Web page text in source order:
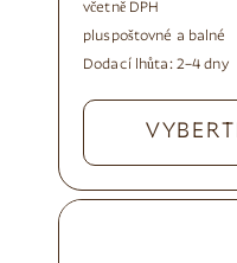
včetně DPH
pluspoštovné a balné
Dodací lhůta: 2–4 dny